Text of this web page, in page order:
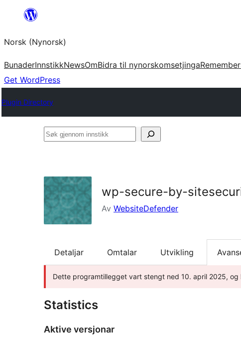
content
Norsk (Nynorsk)
BunaderInnstikkNewsOmBidra til nynorskomsetjinga
Get WordPress
Plugin Directory
Søk
wp-secure-by-
Av WebsiteDefender
Detaljar Omtalar Utvikling
Dette programtillegget vart stengt ned 10. april 2025,
Statistics
Aktive versjonar